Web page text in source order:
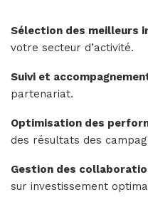
Sélection des meilleurs
votre secteur d’activité.
Suivi et
partenariat.
Optimisation des
des résultats des
Gestion des
sur investissement